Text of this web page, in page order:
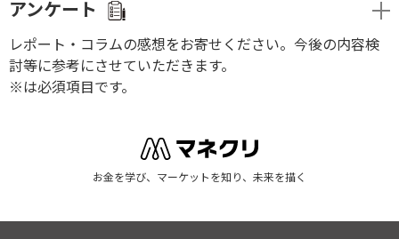
アンケート
レポート・コラムの感想をお寄せください。今後の内容検
討等に参考にさせていただきます。
※は必須項目です。
お金を学び、マーケットを知り、未来を描く